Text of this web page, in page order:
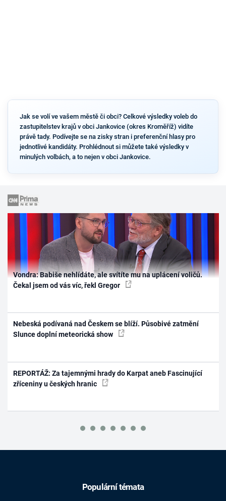
Jak se volí ve vašem městě či obci? Celkové výsledky voleb do
zastupitelstev krajů v obci Jankovice (okres Kroměříž) vidíte
právě tady. Podívejte se na zisky stran i preferenční hlasy pro
jednotlivé kandidáty. Prohlédnout si můžete také výsledky v
minulých volbách, a to nejen v obci Jankovice.
Vondra: Babiše nehlídáte, ale svítíte mu na uplácení voličů.
Čekal jsem od vás víc, řekl Gregor
Nebeská podívaná nad Českem se blíží. Působivé zatmění
Slunce doplní meteorická show
REPORTÁŽ: Za tajemnými hrady do Karpat aneb Fascinující
zříceniny u českých hranic
Populární témata